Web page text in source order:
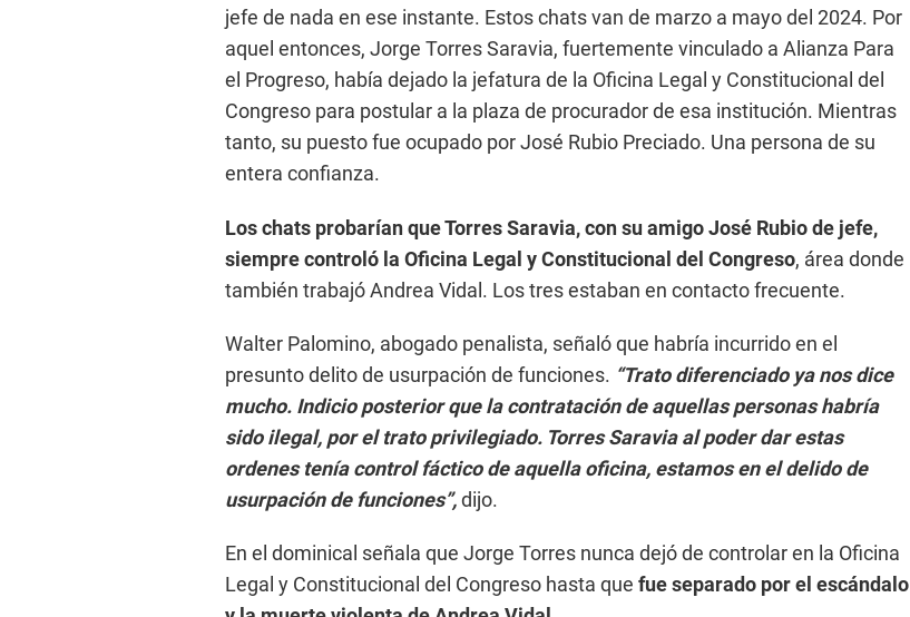
jefe de nada en ese instante. Estos chats van de marzo a mayo del 2024. Por
aquel entonces, Jorge Torres Saravia, fuertemente vinculado a Alianza Para
el Progreso, había dejado la jefatura de la Oficina Legal y Constitucional del
Congreso para postular a la plaza de procurador de esa institución. Mientras
tanto, su puesto fue ocupado por José Rubio Preciado. Una persona de su
entera confianza.
Los chats probarían que Torres Saravia, con su amigo José Rubio de jefe,
siempre controló la Oficina Legal y Constitucional del Congreso, área donde
también trabajó Andrea Vidal. Los tres estaban en contacto frecuente.
Walter Palomino, abogado penalista, señaló que habría incurrido en el
presunto delito de usurpación de funciones. “Trato diferenciado ya nos dice
mucho. Indicio posterior que la contratación de aquellas personas habría
sido ilegal, por el trato privilegiado. Torres Saravia al poder dar estas
ordenes tenía control fáctico de aquella oficina, estamos en el delido de
usurpación de funciones”,dijo.
En el dominical señala que Jorge Torres nunca dejó de controlar en la Oficina
Legal y Constitucional del Congreso hasta que fue separado por el escándalo